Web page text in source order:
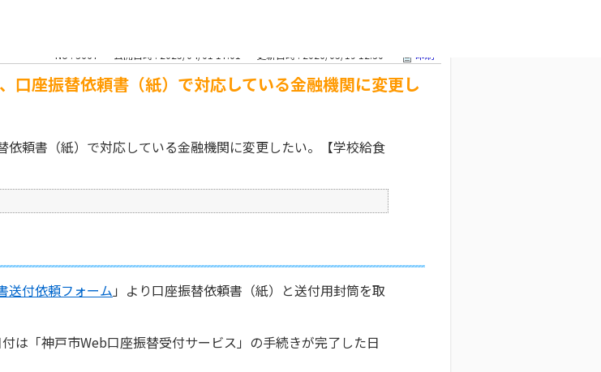
No : 3667 公開日時 : 2025/04/01 17:01 更新日時 : 2026/05/19 12:30 印刷
口座振替依頼書（紙）で対応している金融機関に変更し
頼書（紙）で対応している金融機関に変更したい。【学校給食
送付依頼フォーム 」より口座振替依頼書（紙）と送付用封筒を取
は「神戸市Web口座振替受付サービス」の手続きが完了した日